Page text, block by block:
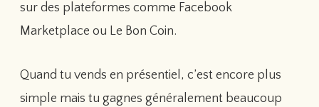
sur des plateformes comme Facebook
Marketplace ou Le Bon Coin.
Quand tu vends en présentiel, c’est encore plus
simple mais tu gagnes généralement beaucoup